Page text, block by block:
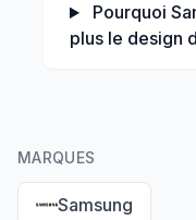
Pourquoi
plus le design
MARQUES
Samsung